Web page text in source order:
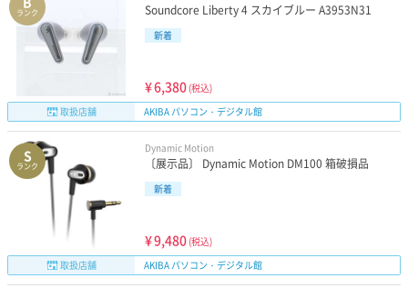
ランク Soundcore Liberty 4 スカイブルー A3953N31
新着
¥6,380 (税込)
取扱店舗
AKIBA パソコン・デジタル館
S
ランク
Dynamic Motion
〔展示品〕 Dynamic Motion DM100 箱破損品
新着
¥9,480 (税込)
取扱店舗
AKIBA パソコン・デジタル館